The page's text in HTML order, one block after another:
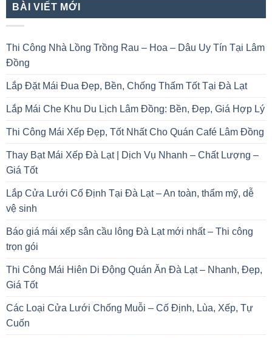
BÀI VIẾT MỚI
Thi Công Nhà Lồng Trồng Rau – Hoa – Dâu Uy Tín Tại Lâm
Đồng
Lắp Đặt Mái Đua Đẹp, Bền, Chống Thấm Tốt Tại Đà Lạt
Lắp Mái Che Khu Du Lịch Lâm Đồng: Bền, Đẹp, Giá Hợp Lý
Thi Công Mái Xếp Đẹp, Tốt Nhất Cho Quán Café Lâm Đồng
Thay Bạt Mái Xếp Đà Lạt | Dịch Vụ Nhanh – Chất Lượng –
Giá Tốt
Lắp Cửa Lưới Cố Định Tại Đà Lạt – An toàn, thẩm mỹ, dễ
vệ sinh
Báo giá mái xếp sân cầu lông Đà Lạt mới nhất – Thi công
trọn gói
Thi Công Mái Hiên Di Động Quán Ăn Đà Lạt – Nhanh, Đẹp,
Giá Tốt
Các Loại Cửa Lưới Chống Muỗi – Cố Định, Lùa, Xếp, Tự
Cuốn